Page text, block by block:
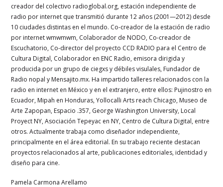
creador del colectivo radioglobal.org, estación independiente de
radio por internet que transmitió durante 12 años (2001—2012) desde
10 ciudades distintas en el mundo. Co-creador de la estación de radio
por internet wmwmwm, Colaborador de NODO, Co-creador de
Escuchatorio, Co-director del proyecto CCD RADIO para el Centro de
Cultura Digital, Colaborador en ENC Radio, emisora dirigida y
producida por un grupo de ciegxs y débiles visulales, Fundador de
Radio nopal y Mensajito.mx. Ha impartido talleres relacionados con la
radio en internet en México y en el extranjero, entre ellos: Pujinostro en
Ecuador, Mipah en Honduras, Yollocalli Arts reach Chicago, Museo de
Arte Zapopan, Espacio .357, George Washington University, Local
Proyect NY, Asociación Tepeyac en NY, Centro de Cultura Digital, entre
otros. Actualmente trabaja como diseñador independiente,
principalmente en el área editorial. En su trabajo reciente destacan
proyectos relacionados al arte, publicaciones editoriales, identidad y
diseño para cine.
Pamela Carmona Arellamo